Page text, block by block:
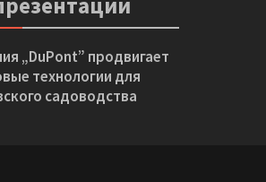
„DuPont” продвигает
технологии для
садоводства